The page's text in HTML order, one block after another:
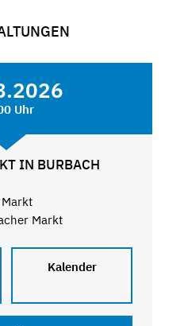
Uhr
IN BURBACH
Markt
Markt
Kalender